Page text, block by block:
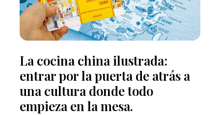
La cocina china ilustrada:
entrar por la puerta de atrás a
una cultura donde todo
empieza en la mesa.